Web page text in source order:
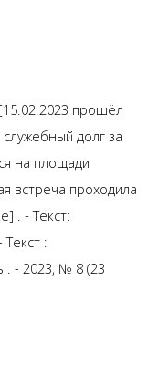
прошёл
долг за
на площади
встреча проходила
. - Текст:
:
. - 2023, № 8 (23